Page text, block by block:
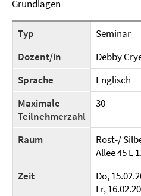
Grundlagen
Typ
Seminar
Dozent/in
Debby
Sprache
Englisch
Maximale
Teilnehmerzahl
30
Raum
Rost-/
Allee 45 L
Zeit
Do,
Fr,